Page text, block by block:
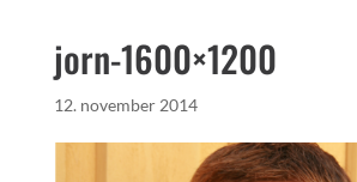
jorn-1600×1200
12. november 2014